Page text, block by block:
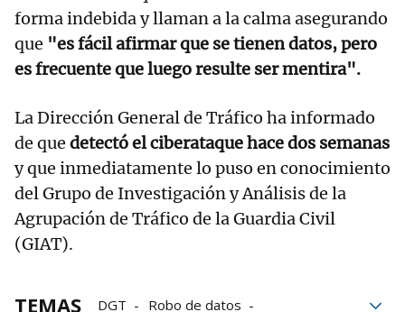
forma indebida y llaman a la calma asegurando
que "es fácil afirmar que se tienen datos, pero
es frecuente que luego resulte ser mentira".
La Dirección General de Tráfico ha informado
de que detectó el ciberataque hace dos semanas
y que inmediatamente lo puso en conocimiento
del Grupo de Investigación y Análisis de la
Agrupación de Tráfico de la Guardia Civil
(GIAT).
TEMAS DGT Robo de datos